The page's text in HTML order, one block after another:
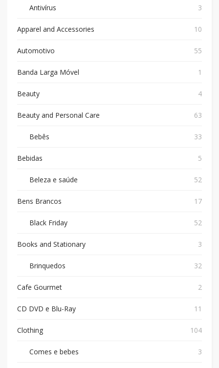
Antivírus 3
Apparel and Accessories 10
Automotivo 55
Banda Larga Móvel 1
Beauty 4
Beauty and Personal Care 63
Bebês 33
Bebidas 5
Beleza e saúde 52
Bens Brancos 17
Black Friday 52
Books and Stationary 3
Brinquedos 32
Cafe Gourmet 2
CD DVD e Blu-Ray 11
Clothing 104
Comes e bebes 3